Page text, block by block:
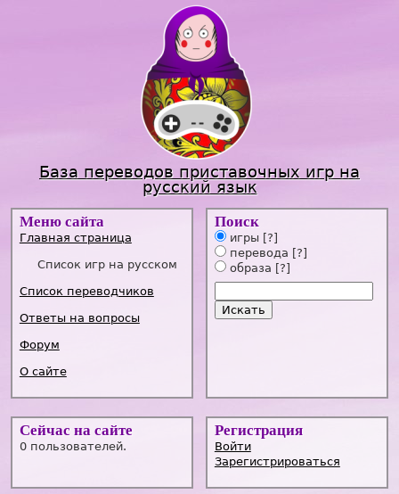
Jump to navigation
База переводов приставочных игр на
русский язык
Меню сайта
Главная страница
Список игр на русском
Список переводчиков
Ответы на вопросы
Форум
О сайте
Поиск
игры [?]
перевода [?]
образа [?]
Сейчас на сайте
0 пользователей.
Регистрация
Войти
Зарегистрироваться